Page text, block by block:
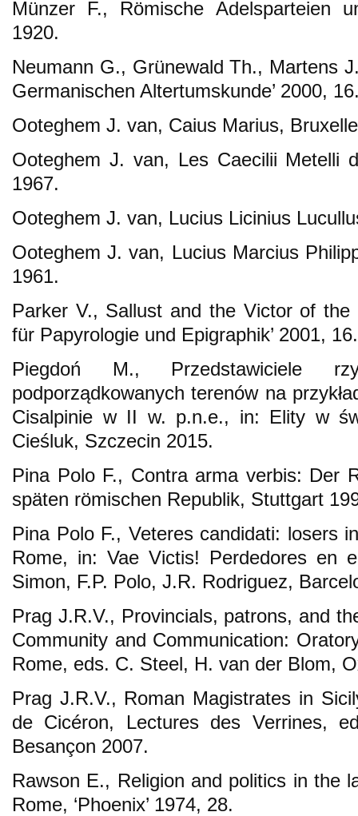
Münzer F., Römische Adelsparteien
1920.
Neumann G., Grünewald Th., Martens
Germanischen Altertumskunde’ 2000,
Ooteghem J. van, Caius Marius,
Ooteghem J. van, Les Caecilii Metelli
1967.
Ooteghem J. van, Lucius Licinius
Ooteghem J. van, Lucius Marcius
1961.
Parker V., Sallust and the Victor of the
für Papyrologie und Epigraphik’ 2001, 16.
Piegdoń M., Przedstawiciele
podporządkowanych terenów na
Cisalpinie w II w. p.n.e., in: Elity w
Cieśluk, Szczecin 2015.
Pina Polo F., Contra arma verbis: Der
späten römischen Republik, Stuttgart
Pina Polo F., Veteres candidati: losers
Rome, in: Vae Victis! Perdedores en
Simon, F.P. Polo, J.R. Rodriguez,
Prag J.R.V., Provincials, patrons, and
Community and Communication:
Rome, eds. C. Steel, H. van der Blom,
Prag J.R.V., Roman Magistrates in
de Cicéron, Lectures des Verrines,
Besançon 2007.
Rawson E., Religion and politics in the
Rome, ‘Phoenix’ 1974, 28.